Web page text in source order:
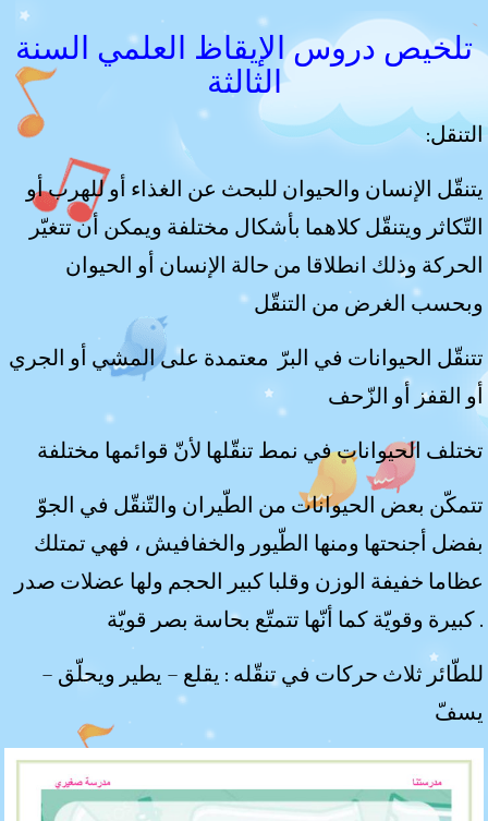
تلخيص دروس الإيقاظ العلمي السنة
الثالثة
:التنقل
يتنقّل الإنسان والحيوان للبحث عن الغذاء أو للهرب أو
التّكاثر ويتنقّل كلاهما بأشكال مختلفة ويمكن أن تتغيّر
الحركة وذلك انطلاقا من حالة الإنسان أو الحيوان
وبحسب الغرض من التنقّل
تتنقّل الحيوانات في البرّ معتمدة على المشي أو الجري
أو القفز أو الزّحف
تختلف الحيوانات في نمط تنقّلها لأنّ قوائمها مختلفة
تتمكّن بعض الحيوانات من الطّيران والتّنقّل في الجوّ
بفضل أجنحتها ومنها الطّيور والخفافيش ، فهي تمتلك
عظاما خفيفة الوزن وقلبا كبير الحجم ولها عضلات صدر
كبيرة وقويّة كما أنّها تتمتّع بحاسة بصر قويّة .
للطّائر ثلاث حركات في تنقّله : يقلع – يطير ويحلّق –
يسفّ